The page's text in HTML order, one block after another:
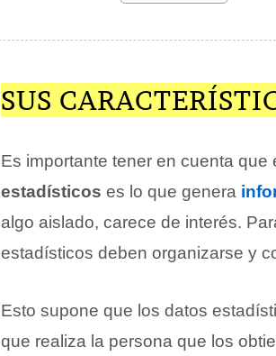
SUS
Es importante tener en cuenta que
estadísticos es lo que genera
algo aislado, carece de interés.
estadísticos deben organizarse y
Esto supone que los datos
que realiza la persona que los